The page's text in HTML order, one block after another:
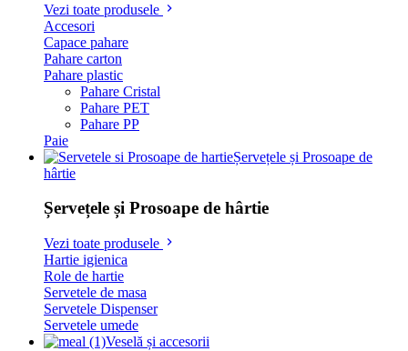
Vezi toate produsele
Accesori
Capace pahare
Pahare carton
Pahare plastic
Pahare Cristal
Pahare PET
Pahare PP
Paie
Șervețele și Prosoape de
hârtie
Șervețele și Prosoape de hârtie
Vezi toate produsele
Hartie igienica
Role de hartie
Servetele de masa
Servetele Dispenser
Servetele umede
Veselă și accesorii